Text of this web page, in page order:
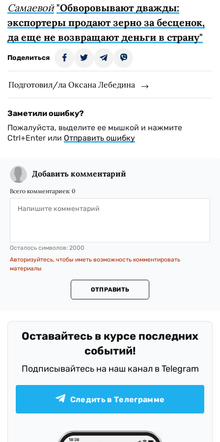
Самаевой "Обворовывают дважды:
экспортеры продают зерно за бесценок,
да еще не возвращают деньги в страну"
Поделиться
Подготовил/ла Оксана Лебедина
Заметили ошибку?
Пожалуйста, выделите ее мышкой и нажмите
Ctrl+Enter или Отправить ошибку
Добавить комментарий
Всего комментариев: 0
Осталось символов: 2000
Авторизуйтесь, чтобы иметь возможность комментировать
материалы
ОТПРАВИТЬ
Оставайтесь в курсе последних
событий!
Подписывайтесь на наш канал в Telegram
Следить в Телеграмме